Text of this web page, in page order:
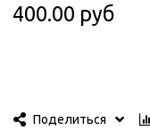
400.00 руб
Поделиться